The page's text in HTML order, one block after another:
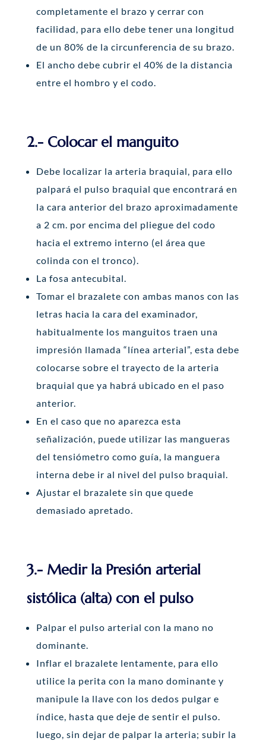
completamente el brazo y cerrar con
facilidad, para ello debe tener una longitud
de un 80% de la circunferencia de su brazo.
El ancho debe cubrir el 40% de la distancia
entre el hombro y el codo.
2.- Colocar el manguito
Debe localizar la arteria braquial, para ello
palpará el pulso braquial que encontrará en
la cara anterior del brazo aproximadamente
a 2 cm. por encima del pliegue del codo
hacia el extremo interno (el área que
colinda con el tronco).
La fosa antecubital.
Tomar el brazalete con ambas manos con las
letras hacia la cara del examinador,
habitualmente los manguitos traen una
impresión llamada “línea arterial”, esta debe
colocarse sobre el trayecto de la arteria
braquial que ya habrá ubicado en el paso
anterior.
En el caso que no aparezca esta
señalización, puede utilizar las mangueras
del tensiómetro como guía, la manguera
interna debe ir al nivel del pulso braquial.
Ajustar el brazalete sin que quede
demasiado apretado.
3.- Medir la Presión arterial
sistólica (alta) con el pulso
Palpar el pulso arterial con la mano no
dominante.
Inflar el brazalete lentamente, para ello
utilice la perita con la mano dominante y
manipule la llave con los dedos pulgar e
índice, hasta que deje de sentir el pulso.
luego, sin dejar de palpar la arteria; subir la